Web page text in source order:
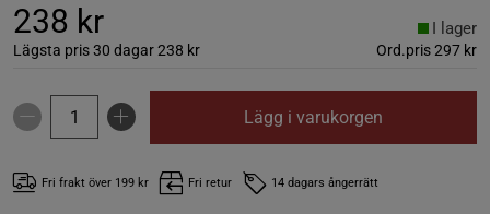
238 kr
Lägsta pris 30 dagar238 kr Ord.pris297 kr
I lager
Lägg i varukorgen
Fri frakt över 199 kr Fri retur 14 dagars ångerrätt